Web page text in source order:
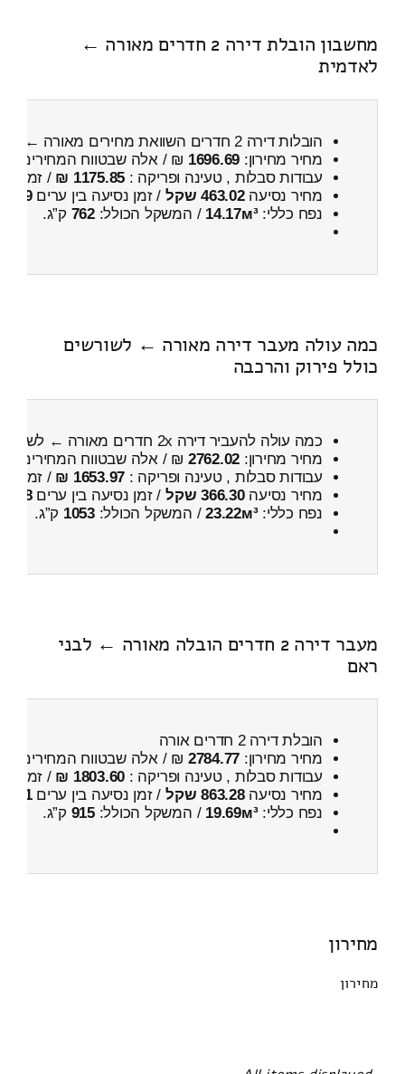
מחשבון הובלת דירה 2 חדרים מאורה ←
לאדמית
הובלות דירה 2 חדרים השוואת מחירים מאורה ← לאדמית
מחיר מחירון: 1696.69 ₪ / אלה שבטווח המחירים
עבודות סבלות , טעינה ופריקה : 1175.85 ₪ / זמן :
מחיר נסיעה463.02 שקל / זמן נסיעה בין ערים39 דקות
נפח כללי:14.17м³ / המשקל הכולל:762 ק”ג.
כמה עולה מעבר דירה מאורה ← לשורשים
כולל פירוק והרכבה
כמה עולה להעביר דירה 2x חדרים מאורה ← לשורשים
מחיר מחירון: 2762.02 ₪ / אלה שבטווח המחירים
עבודות סבלות , טעינה ופריקה : 1653.97 ₪ / זמן :
מחיר נסיעה366.30 שקל / זמן נסיעה בין ערים38 דקות
נפח כללי:23.22м³/ המשקל הכולל:1053 ק”ג.
מעבר דירה 2 חדרים הובלה מאורה ← לבני
ראם
הובלת דירה 2 חדרים אורה
מחיר מחירון: 2784.77 ₪ / אלה שבטווח המחירים
עבודות סבלות , טעינה ופריקה : 1803.60 ₪ / זמן :
מחיר נסיעה863.28 שקל / זמן נסיעה בין ערים1 שעות , 1 דקות
נפח כללי:19.69м³ / המשקל הכולל:915 ק”ג.
מחירון
מחירון